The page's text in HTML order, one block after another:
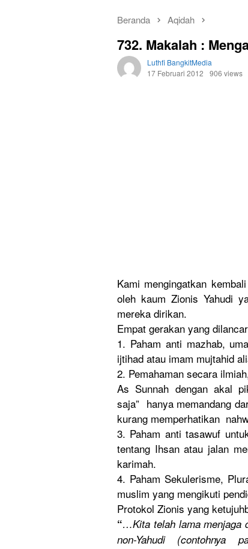
Beranda Aqidah
732. Makalah :
Luthfi BangkitMedia
17 Februari 2012
906 views
Kami mengingatkan
oleh kaum Zionis Yahudi
mereka dirikan.
Empat gerakan yang
1. Paham anti mazhab,
ijtihad atau imam mujtahid
2. Pemahaman secara
As Sunnah dengan akal
saja” hanya memandang
kurang memperhatikan
3. Paham anti tasawuf
tentang Ihsan atau jalan
karimah.
4. Paham Sekulerisme,
muslim yang mengikuti
Protokol Zionis yang
“…Kita telah lama menjaga
non-Yahudi(contohnya